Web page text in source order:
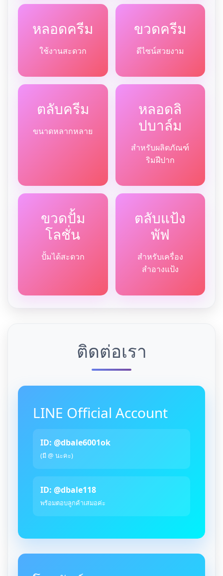
หลอดครีม
ใช้งานสะดวก
ขวดครีม
ดีไซน์สวยงาม
ตลับครีม
ขนาดหลากหลาย
หลอดลิ
ปบาล์ม
สำหรับผลิตภัณฑ์
ริมฝีปาก
ขวดปั้ม
โลชั่น
ปั้มได้สะดวก
ตลับแป้ง
พัฟ
สำหรับเครื่อง
สำอางแป้ง
ติดต่อเรา
LINE Official Account
ID: @dbale6001ok
(มี @ นะคะ)
ID: @dbale118
พร้อมตอบลูกค้าเสมอค่ะ